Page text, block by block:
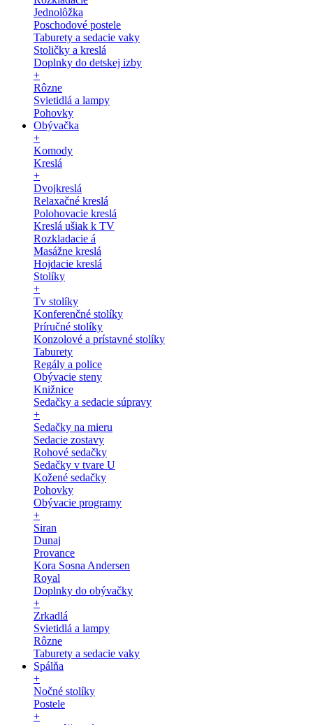
Jednolôžka
Poschodové postele
Taburety a sedacie vaky
Stoličky a kreslá
Doplnky do detskej izby
+
Rôzne
Svietidlá a lampy
Pohovky
Obývačka
+
Komody
Kreslá
+
Dvojkreslá
Relaxačné kreslá
Polohovacie kreslá
Kreslá ušiak k TV
Rozkladacie á
Masážne kreslá
Hojdacie kreslá
Stolíky
+
Tv stolíky
Konferenčné stolíky
Príručné stolíky
Konzolové a prístavné stolíky
Taburety
Regály a police
Obývacie steny
Knižnice
Sedačky a sedacie súpravy
+
Sedačky na mieru
Sedacie zostavy
Rohové sedačky
Sedačky v tvare U
Kožené sedačky
Pohovky
Obývacie programy
+
Siran
Dunaj
Provance
Kora Sosna Andersen
Royal
Doplnky do obývačky
+
Zrkadlá
Svietidlá a lampy
Rôzne
Taburety a sedacie vaky
Spálňa
+
Nočné stolíky
Postele
+